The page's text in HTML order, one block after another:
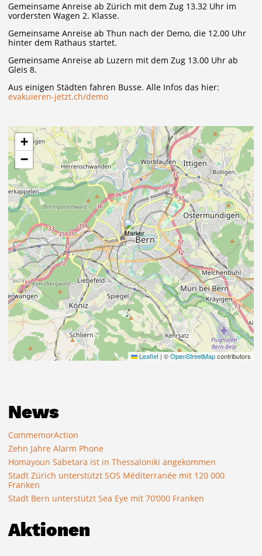
Gemeinsame Anreise ab Zürich mit dem Zug 13.32 Uhr im
vordersten Wagen 2. Klasse.
Gemeinsame Anreise ab Thun nach der Demo, die 12.00 Uhr
hinter dem Rathaus startet.
Gemeinsame Anreise ab Luzern mit dem Zug 13.00 Uhr ab
Gleis 8.
Aus einigen Städten fahren Busse. Alle Infos das hier:
evakuieren-jetzt.ch/demo
+
−
Leaflet | ©OpenStreetMapcontributors
News
CommemorAction
Zehn Jahre Alarm Phone
Homayoun Sabetara ist in Thessaloniki angekommen
Stadt Zürich unterstützt SOS Méditerranée mit 120 000
Franken
Stadt Bern unterstützt Sea Eye mit 70’000 Franken
Aktionen